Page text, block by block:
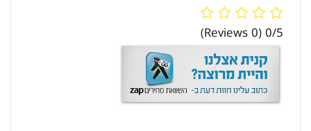
0/5
(0 Reviews)